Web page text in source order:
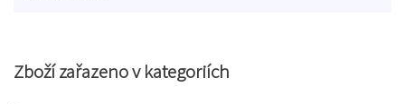
Zboží zařazeno v kategoriích